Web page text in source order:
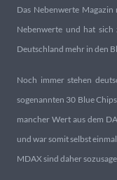
Das Nebenwerte
Nebenwerte und hat sich
Deutschland mehr in den
Noch immer stehen
sogenannten 30 Blue
mancher Wert aus dem
und war somit selbst
MDAX sind daher